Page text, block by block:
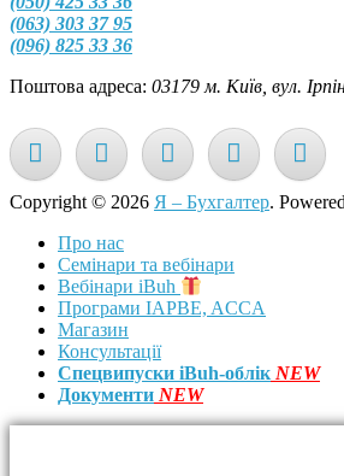
(063) 303 37 95
(096) 825 33 36
Поштова адреса: 03179 м. Київ, вул.
Copyright © 2026 Я – Бухгалтер.
Про нас
Семінари та вебінари
Вебінари iBuh
Програми IAPBE, ACCA
Магазин
Консультації
Спецвипуски iBuh-облік NEW
Документи NEW